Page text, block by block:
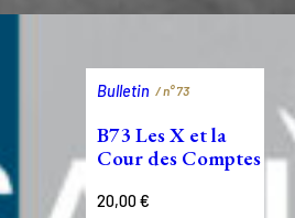
Bulletin / n°73
B73 Les X et la
Cour des Comptes
20,00€